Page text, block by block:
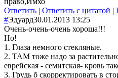
Ответить | Ответить с цитатой |
#Эдуард30.01.2013 13:25
Очень-очень-очень хороша!!!
Но!
1. Глаза немного стекляные.
2. ТАМ тоже надо за
еврейская - семитская- кровь
3. Грудь б скорректировать в